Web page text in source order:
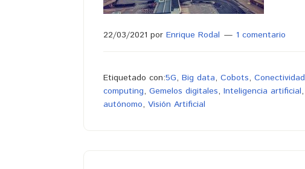
22/03/2021 por Enrique Rodal 1 comentario
Etiquetado con:5G, Big data, Cobots, Conectividad
computing, Gemelos digitales, Inteligencia artificial,
autónomo, Visión Artificial